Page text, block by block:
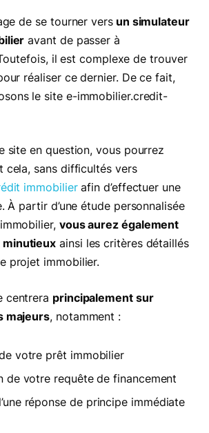
de se tourner versun simulateur
avant de passer à
il est complexe de trouver
réaliser ce dernier. De ce fait,
le site e-immobilier.credit-
site en question, vous pourrez
cela, sans difficultés vers
immobilierafin d’effectuer une
À partir d’une étude personnalisée
vous aurez également
minutieux ainsi les critères détaillés
projet immobilier.
centrera principalement sur
majeurs, notamment :
de votre prêt immobilier
de votre requête de financement
réponse de principe immédiate